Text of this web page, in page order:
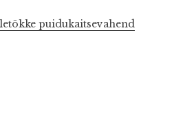
puidukaitsevahend